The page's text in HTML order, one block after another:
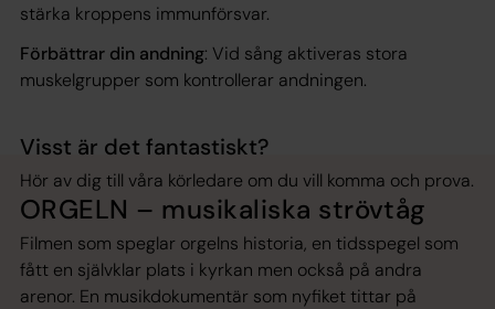
stärka kroppens immunförsvar.
Förbättrar din andning: Vid sång aktiveras stora
muskelgrupper som kontrollerar andningen.
Visst är det fantastiskt?
Hör av dig till våra körledare om du vill komma och prova.
ORGELN – musikaliska strövtåg
Filmen som speglar orgelns historia, en tidsspegel som
fått en självklar plats i kyrkan men också på andra
arenor. En musikdokumentär som nyfiket tittar på